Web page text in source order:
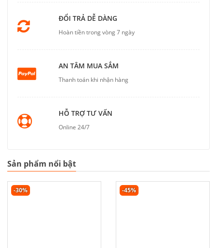
ĐỔI TRẢ DỄ DÀNG
Hoàn tiền trong vòng 7 ngày
AN TÂM MUA SẮM
Thanh toán khi nhận hàng
HỖ TRỢ TƯ VẤN
Online 24/7
Sản phẩm nổi bật
-30% -45%